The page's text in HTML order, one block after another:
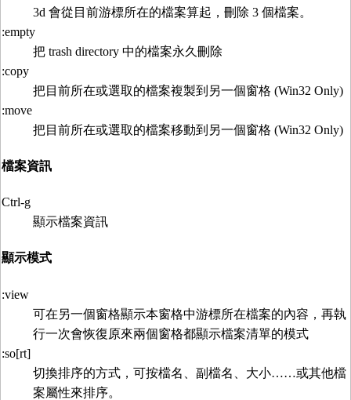
3d 會從目前游標所在的檔案算起，刪除 3 個檔案。
:empty
把 trash directory 中的檔案永久刪除
:copy
把目前所在或選取的檔案複製到另一個窗格 (Win32 Only)
:move
把目前所在或選取的檔案移動到另一個窗格 (Win32 Only)
檔案資訊
Ctrl-g
顯示檔案資訊
顯示模式
:view
可在另一個窗格顯示本窗格中游標所在檔案的內容，再執
行一次會恢復原來兩個窗格都顯示檔案清單的模式
:so[rt]
切換排序的方式，可按檔名、副檔名、大小……或其他檔
案屬性來排序。